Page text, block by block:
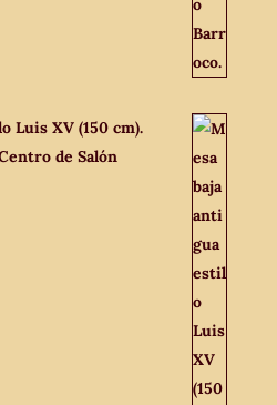
Luis XV (150 cm).
de Salón